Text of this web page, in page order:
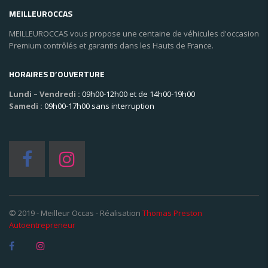
MEILLEUROCCAS
MEILLEUROCCAS vous propose une centaine de véhicules d'occasion
Premium contrôlés et garantis dans les Hauts de France.
HORAIRES D’OUVERTURE
Lundi – Vendredi : 09h00-12h00 et de 14h00-19h00
Samedi : 09h00-17h00 sans interruption
© 2019 - Meilleur Occas - Réalisation Thomas Preston
Autoentrepreneur